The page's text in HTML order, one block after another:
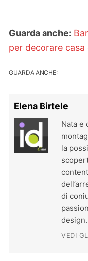
Guarda anche:
per decorare
GUARDA ANCHE:
Elena Birtele
Nata e
la
di
design.
VEDI